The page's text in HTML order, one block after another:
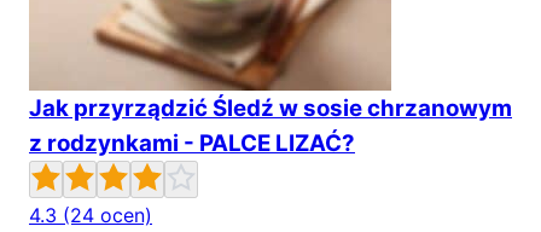
Jak przyrządzić Śledź w sosie chrzanowym
z rodzynkami - PALCE LIZAĆ?
4.3 (24 ocen)